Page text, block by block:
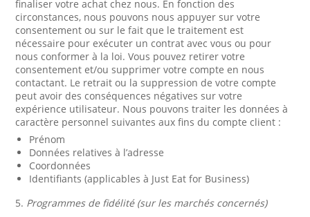
finaliser votre achat chez nous. En fonction des
circonstances, nous pouvons nous appuyer sur votre
consentement ou sur le fait que le traitement est
nécessaire pour exécuter un contrat avec vous ou pour
nous conformer à la loi. Vous pouvez retirer votre
consentement et/ou supprimer votre compte en nous
contactant. Le retrait ou la suppression de votre compte
peut avoir des conséquences négatives sur votre
expérience utilisateur. Nous pouvons traiter les données à
caractère personnel suivantes aux fins du compte client :
Prénom
Données relatives à l’adresse
Coordonnées
Identifiants (applicables à Just Eat for Business)
5. Programmes de fidélité (sur les marchés concernés)